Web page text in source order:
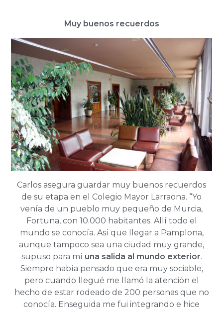
Muy buenos recuerdos
Carlos asegura guardar muy buenos recuerdos
de su etapa en el Colegio Mayor Larraona. “Yo
venía de un pueblo muy pequeño de Murcia,
Fortuna, con 10.000 habitantes. Allí todo el
mundo se conocía. Así que llegar a Pamplona,
aunque tampoco sea una ciudad muy grande,
supuso para mí una salida al mundo exterior.
Siempre había pensado que era muy sociable,
pero cuando llegué me llamó la atención el
hecho de estar rodeado de 200 personas que no
conocía. Enseguida me fui integrando e hice